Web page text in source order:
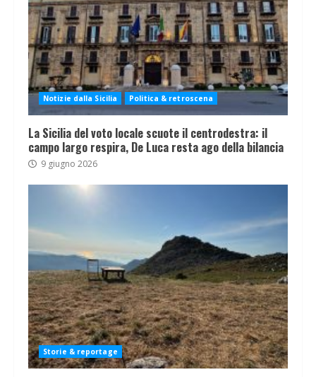
Notizie dalla Sicilia Politica & retroscena
La Sicilia del voto locale scuote il centrodestra: il
campo largo respira, De Luca resta ago della bilancia
9 giugno 2026
Storie & reportage